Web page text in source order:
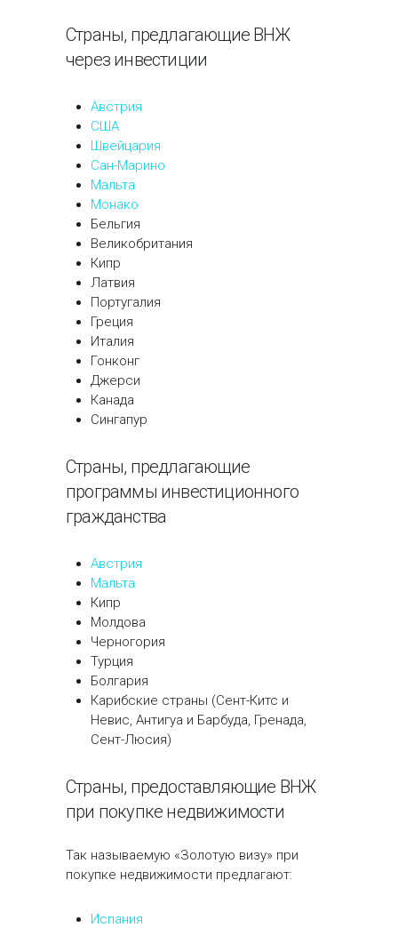
Страны, предлагающие ВНЖ
через инвестиции
Австрия
США
Швейцария
Сан-Марино
Мальта
Монако
Бельгия
Великобритания
Кипр
Латвия
Португалия
Греция
Италия
Гонконг
Джерси
Канада
Сингапур
Страны, предлагающие
программы инвестиционного
гражданства
Австрия
Мальта
Кипр
Молдова
Черногория
Турция
Болгария
Карибские страны (Сент-Китс и
Невис, Антигуа и Барбуда, Гренада,
Сент-Люсия)
Страны, предоставляющие ВНЖ
при покупке недвижимости
Так называемую «Золотую визу» при
покупке недвижимости предлагают:
Испания